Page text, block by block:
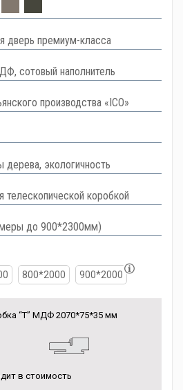
дверь премиум-класса
сотовый наполнитель
производства «ICO»
дерева, экологичность
телескопической коробкой
до 900*2300мм)
800*2000 900*2000
“Т” МДФ 2070*75*35 мм
в стоимость